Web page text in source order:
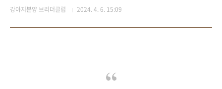
강아지분양 브리더클럽 2024. 4. 6. 15:09